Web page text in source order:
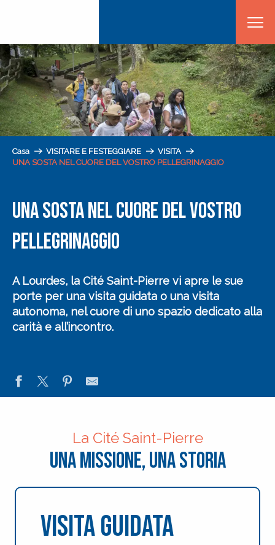
principal
Casa VISITARE E FESTEGGIARE
VISITA
UNA SOSTA NEL CUORE DEL VOSTRO PELLEGRINAGGIO
UNA SOSTA NEL CUORE DEL VOSTRO
PELLEGRINAGGIO
A Lourdes, la Cité Saint-Pierre vi apre le sue
porte peruna visita guidata o una visita
autonoma, nel cuore di uno spazio dedicato alla
carità e all’incontro.
La Cité Saint-Pierre
Una missione, una storia
Visita guidata